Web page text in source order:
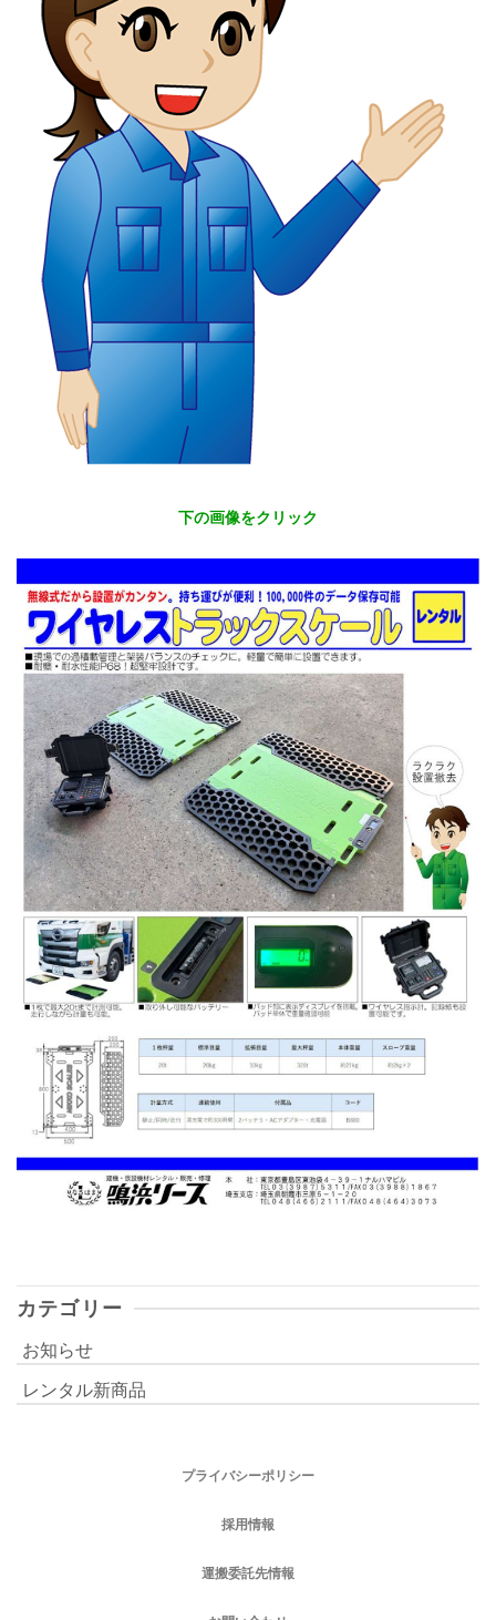
下の画像をクリック
カテゴリー
お知らせ
レンタル新商品
プライバシーポリシー
採用情報
運搬委託先情報